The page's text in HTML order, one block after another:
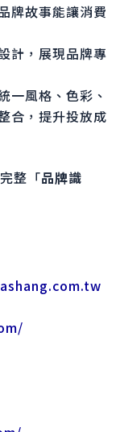
牌故事能讓消費
計，展現品牌專
一風格、色彩、
合，提升投放成
整「品牌識